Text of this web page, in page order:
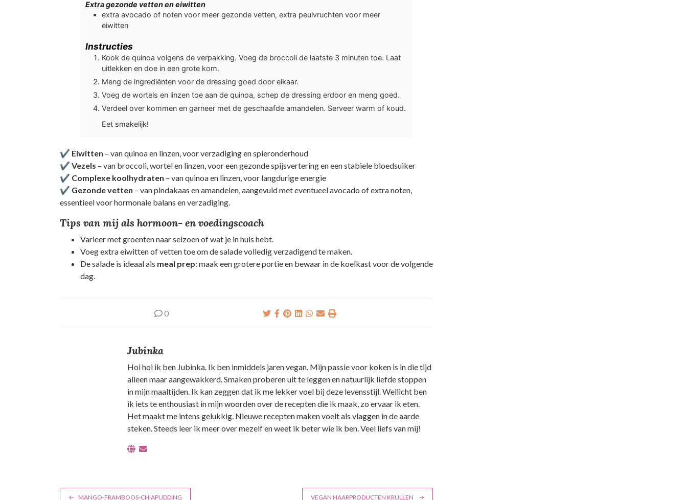
Extra gezonde vetten en eiwitten
extra avocado of noten voor meer gezonde vetten, extra peulvruchten voor meer
eiwitten
Instructies
Kook de quinoa volgens de verpakking. Voeg de broccoli de laatste 3 minuten toe. Laat
uitlekken en doe in een grote kom.
Meng de ingrediënten voor de dressing goed door elkaar.
Voeg de wortels en linzen toe aan de quinoa, schep de dressing erdoor en meng goed.
Verdeel over kommen en garneer met de geschaafde amandelen. Serveer warm of koud.
Eet smakelijk!
✔ Eiwitten – van quinoa en linzen, voor verzadiging en spieronderhoud
✔ Vezels – van broccoli, wortel en linzen, voor een gezonde spijsvertering en een stabiele bloedsuiker
✔ Complexe koolhydraten – van quinoa en linzen, voor langdurige energie
✔ Gezonde vetten – van pindakaas en amandelen, aangevuld met eventueel avocado of extra noten,
essentieel voor hormonale balans en verzadiging.
Tips van mij als hormoon- en voedingscoach
Varieer met groenten naar seizoen of wat je in huis hebt.
Voeg extra eiwitten of vetten toe om de salade volledig verzadigend te maken.
De salade is ideaal als meal prep: maak een grotere portie en bewaar in de koelkast voor de volgende
dag.
0
Jubinka
Hoi hoi ik ben Jubinka. Ik ben inmiddels jaren vegan. Mijn passie voor koken is in die tijd
alleen maar aangewakkerd. Smaken proberen uit te leggen en natuurlijk liefde stoppen
in mijn maaltijden. Ik kan zeggen dat ik me lekker voel bij deze levensstijl. Wellicht ben
ik iets te enthousiast in mijn woorden over de recepten die ik maak, zo ervaar ik eten.
Het maakt me intens gelukkig. Nieuwe recepten maken voelt als vlaggen in de aarde
steken. Steeds leer ik meer over mezelf en weet ik beter wie ik ben. Veel liefs van mij!
MANGO-FRAMBOOS-CHIAPUDDING VEGAN HAARPRODUCTEN KRULLEN